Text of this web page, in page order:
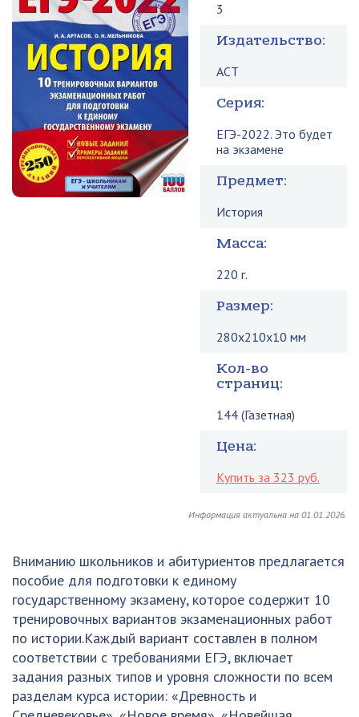
3
Издательство:
АСТ
Серия:
ЕГЭ-2022. Это будет
на экзамене
Предмет:
История
Масса:
220 г.
Размер:
280x210x10 мм
Кол-во
страниц:
144 (Газетная)
Цена:
Купить за 323 руб.
Информация актуальна на 01.01.2026.
Вниманию школьников и абитуриентов предлагается
пособие для подготовки к единому
государственному экзамену, которое содержит 10
тренировочных вариантов экзаменационных работ
по истории.Каждый вариант составлен в полном
соответствии с требованиями ЕГЭ, включает
задания разных типов и уровня сложности по всем
разделам курса истории: «Древность и